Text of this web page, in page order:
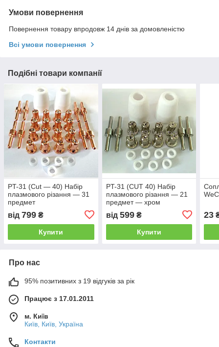
Умови повернення
Повернення товару впродовж 14 днів за домовленістю
Всі умови повернення
Подібні товари компанії
PT-31 (Cut — 40) Набір
плазмового різання — 31
предмет
від 799 ₴
Купити
PT-31 (CUT 40) Набір
плазмового різання — 21
предмет — хром
від 599₴
Купити
23
Про нас
95% позитивних з 19 відгуків за рік
Працює з 17.01.2011
м. Київ
Київ, Київ, Україна
Контакти